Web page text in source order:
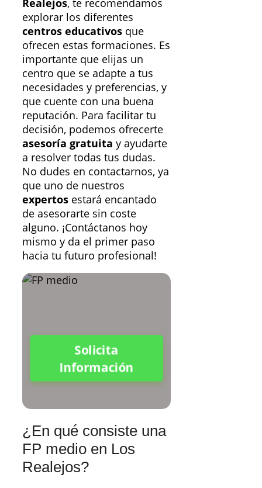
Realejos, te recomendamos
explorar los diferentes
centros educativos que
ofrecen estas formaciones. Es
importante que elijas un
centro que se adapte a tus
necesidades y preferencias, y
que cuente con una buena
reputación. Para facilitar tu
decisión, podemos ofrecerte
asesoría gratuita y ayudarte
a resolver todas tus dudas.
No dudes en contactarnos, ya
que uno de nuestros
expertos estará encantado
de asesorarte sin coste
alguno. ¡Contáctanos hoy
mismo y da el primer paso
hacia tu futuro profesional!
Solicita
Información
¿En qué consiste una
FP medio en Los
Realejos?